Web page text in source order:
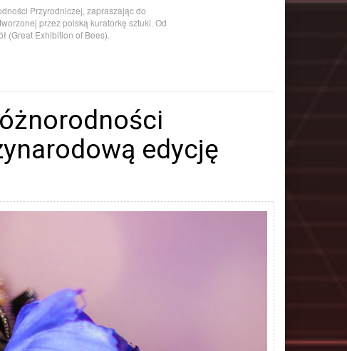
Przyrodniczej, zapraszając do
przez polską kuratorkę sztuki. Od
(Great Exhibition of Bees).
edycję